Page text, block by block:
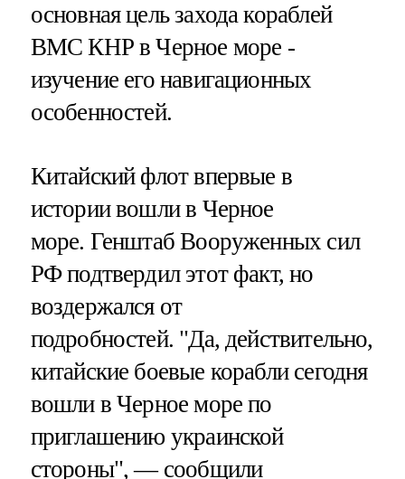
основная цель захода кораблей
ВМС КНР в Черное море -
изучение его навигационных
особенностей.
Китайский флот впервые в
истории вошли в Черное
море. Генштаб Вооруженных сил
РФ подтвердил этот факт, но
воздержался от
подробностей. "Да, действительно,
китайские боевые корабли сегодня
вошли в Черное море по
приглашению украинской
стороны", — сообщили